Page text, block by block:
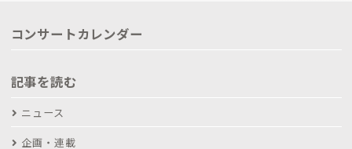
コンサートカレンダー
記事を読む
ニュース
企画・連載